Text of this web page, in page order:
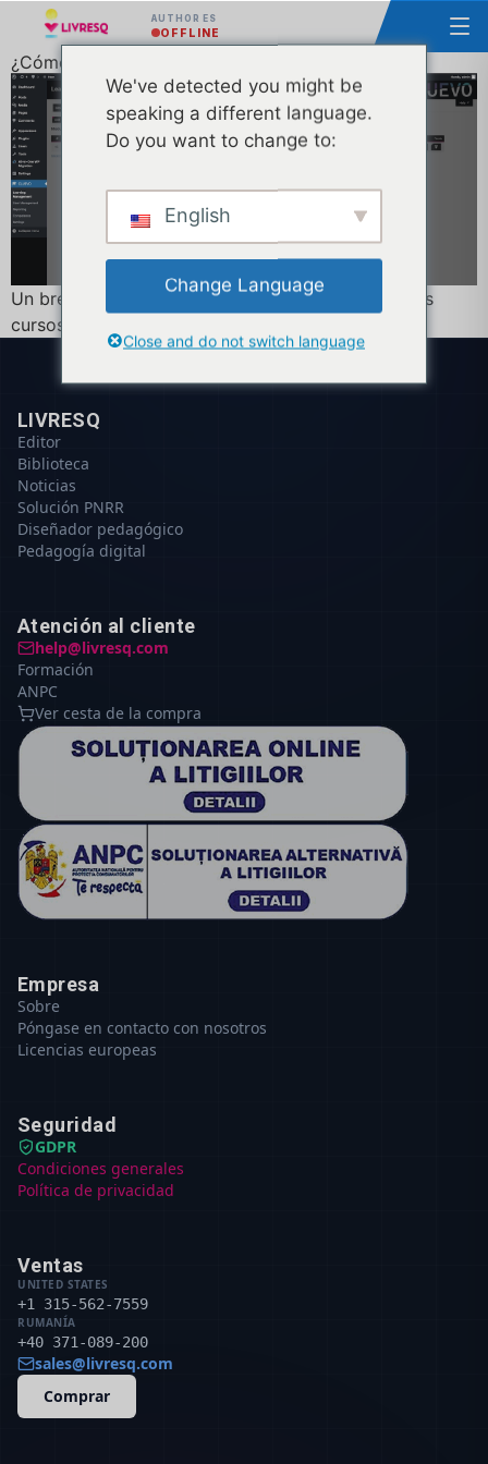
AUTHOR ES
OFFLINE
¿Cómo cargar cursos en WordPress?
Un breve tutorial. Una forma fácil de hacer que sus
cursos de formación funcionen con Wordpress.
LIVRESQ
Editor
Biblioteca
Noticias
Solución PNRR
Diseñador pedagógico
Pedagogía digital
Atención al cliente
help@livresq.com
Formación
ANPC
Ver cesta de la compra
Empresa
Sobre
Póngase en contacto con nosotros
Licencias europeas
Seguridad
GDPR
Condiciones generales
Política de privacidad
Ventas
UNITED STATES
+1 315-562-7559
RUMANÍA
+40 371-089-200
sales@livresq.com
Comprar
We've detected you might be
speaking a different language.
Do you want to change to:
English
Change Language
Close and do not switch language